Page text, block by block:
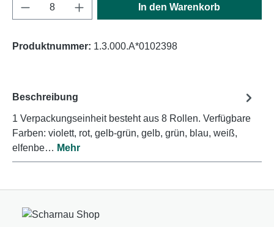
Produkt Anzahl: Gib den gewünschten
In den Warenkorb
Produktnummer: 1.3.000.A*0102398
Beschreibung
1 Verpackungseinheit besteht aus 8 Rollen. Verfügbare
Farben: violett, rot, gelb-grün, gelb, grün, blau, weiß,
elfenbe… Mehr